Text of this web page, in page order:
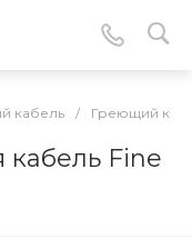
кабель / Греющий
Fine